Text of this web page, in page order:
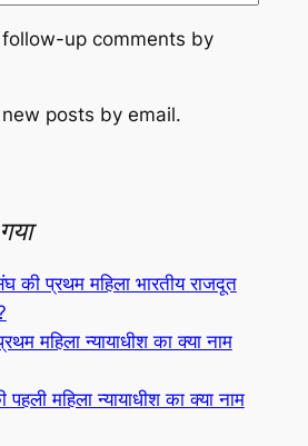
up comments by
posts by email.
की प्रथम महिला भारतीय राजदूत
महिला न्यायाधीश का क्या नाम
पहली महिला न्यायाधीश का क्या नाम